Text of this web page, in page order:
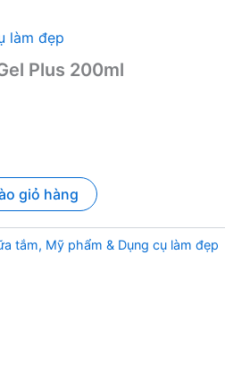
làm đẹp
Plus 200ml
giỏ hàng
tắm, Mỹ phẩm & Dụng cụ làm đẹp